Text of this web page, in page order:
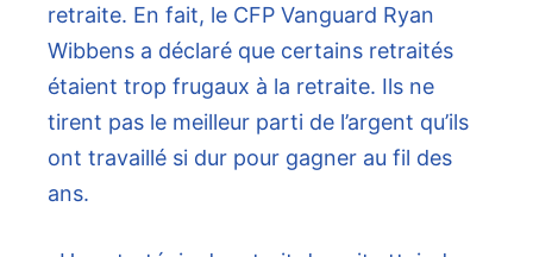
retraite. En fait, le CFP Vanguard Ryan
Wibbens a déclaré que certains retraités
étaient trop frugaux à la retraite. Ils ne
tirent pas le meilleur parti de l’argent qu’ils
ont travaillé si dur pour gagner au fil des
ans.